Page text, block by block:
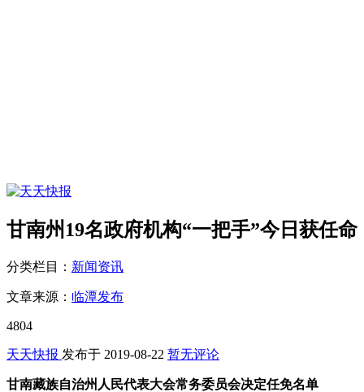
甘南州19名政府机构“一把手”今日获任命
分类栏目： 新闻资讯
文章来源： 临潭发布
4804
天天快报 发布于 2019-08-22 暂无评论
甘南藏族自治州人民代表大会常务委员会决定任免名单